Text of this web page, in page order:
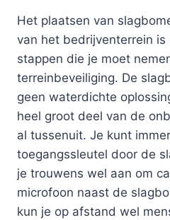
Het plaatsen van
van het bedrijventerrein is
stappen die je moet
terreinbeveiliging. De
geen waterdichte
heel groot deel van de
al tussenuit. Je kunt
toegangssleutel door de
je trouwens wel aan om
microfoon naast de
kun je op afstand wel